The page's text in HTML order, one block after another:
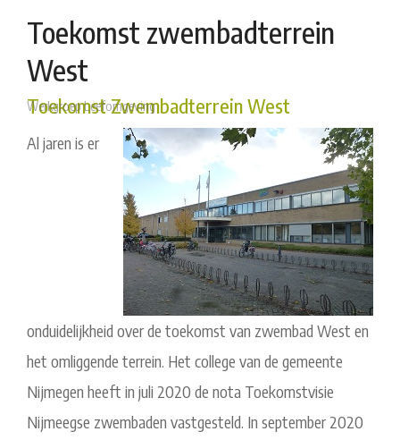
Toekomst zwembadterrein
West
Werkgroep Leefomgeving
Toekomst Zwembadterrein West
Al jaren is er
onduidelijkheid over de toekomst van zwembad West en
het omliggende terrein. Het college van de gemeente
Nijmegen heeft in juli 2020 de nota Toekomstvisie
Nijmeegse zwembaden vastgesteld. In september 2020